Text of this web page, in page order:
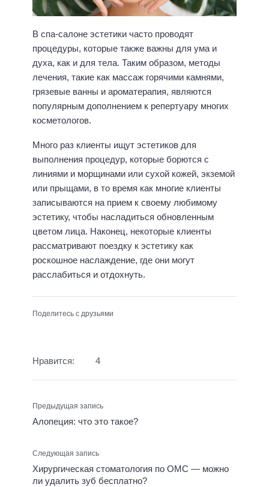
В спа-салоне эстетики часто проводят
процедуры, которые также важны для ума и
духа, как и для тела. Таким образом, методы
лечения, такие как массаж горячими камнями,
грязевые ванны и ароматерапия, являются
популярным дополнением к репертуару многих
косметологов.
Много раз клиенты ищут эстетиков для
выполнения процедур, которые борются с
линиями и морщинами или сухой кожей, экземой
или прыщами, в то время как многие клиенты
записываются на прием к своему любимому
эстетику, чтобы насладиться обновленным
цветом лица. Наконец, некоторые клиенты
рассматривают поездку к эстетику как
роскошное наслаждение, где они могут
расслабиться и отдохнуть.
Поделитесь с друзьями
Нравится: 4
Предыдущая запись
Алопеция: что это такое?
Следующая запись
Хирургическая стоматология по ОМС — можно
ли удалить зуб бесплатно?